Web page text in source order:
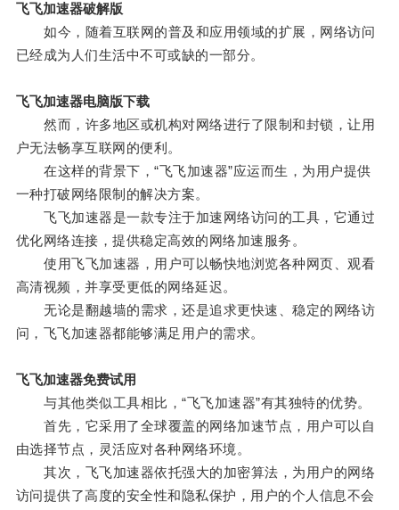
飞飞加速器破解版
如今，随着互联网的普及和应用领域的扩展，网络访问
已经成为人们生活中不可或缺的一部分。
飞飞加速器电脑版下载
然而，许多地区或机构对网络进行了限制和封锁，让用
户无法畅享互联网的便利。
在这样的背景下，“飞飞加速器”应运而生，为用户提供
一种打破网络限制的解决方案。
飞飞加速器是一款专注于加速网络访问的工具，它通过
优化网络连接，提供稳定高效的网络加速服务。
使用飞飞加速器，用户可以畅快地浏览各种网页、观看
高清视频，并享受更低的网络延迟。
无论是翻越墙的需求，还是追求更快速、稳定的网络访
问，飞飞加速器都能够满足用户的需求。
飞飞加速器免费试用
与其他类似工具相比，“飞飞加速器”有其独特的优势。
首先，它采用了全球覆盖的网络加速节点，用户可以自
由选择节点，灵活应对各种网络环境。
其次，飞飞加速器依托强大的加密算法，为用户的网络
访问提供了高度的安全性和隐私保护，用户的个人信息不会